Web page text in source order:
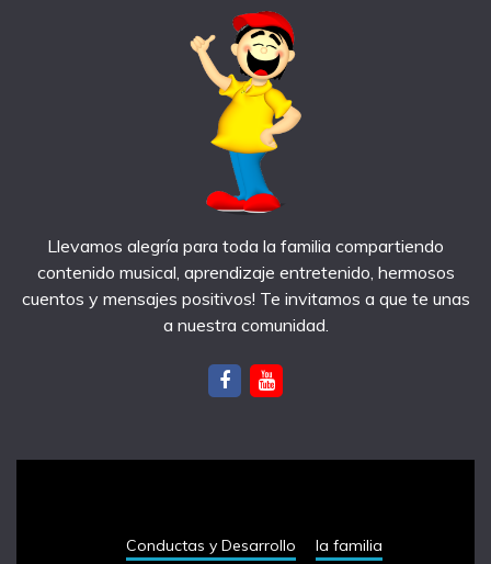
Llevamos alegría para toda la familia compartiendo
contenido musical, aprendizaje entretenido, hermosos
cuentos y mensajes positivos! Te invitamos a que te unas
a nuestra comunidad.
Conductas y Desarrollo
la familia